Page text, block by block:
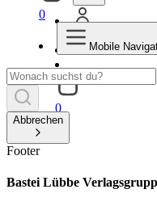
0
0
Mobile
Abbrechen
Footer
Bastei Lübbe